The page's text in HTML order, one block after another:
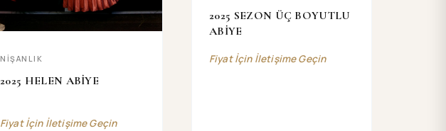
NİŞANLIK
2025 HELEN ABİYE
Fiyat İçin İletişime Geçin
2025 SEZON ÜÇ BOYUTLU
ABİYE
Fiyat İçin İletişime Geçin